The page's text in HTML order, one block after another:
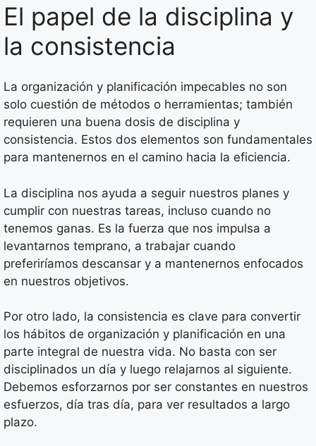
El papel de la disciplina y
la consistencia
La organización y planificación impecables no son
solo cuestión de métodos o herramientas; también
requieren una buena dosis de disciplina y
consistencia. Estos dos elementos son fundamentales
para mantenernos en el camino hacia la eficiencia.
La disciplina nos ayuda a seguir nuestros planes y
cumplir con nuestras tareas, incluso cuando no
tenemos ganas. Es la fuerza que nos impulsa a
levantarnos temprano, a trabajar cuando
preferiríamos descansar y a mantenernos enfocados
en nuestros objetivos.
Por otro lado, la consistencia es clave para convertir
los hábitos de organización y planificación en una
parte integral de nuestra vida. No basta con ser
disciplinados un día y luego relajarnos al siguiente.
Debemos esforzarnos por ser constantes en nuestros
esfuerzos, día tras día, para ver resultados a largo
plazo.